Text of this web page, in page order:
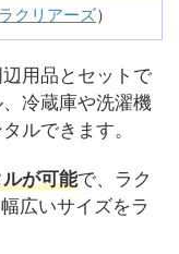
ラクリアーズ）
用品とセットで
冷蔵庫や洗濯機
ルできます。
が可能で、ラク
広いサイズをラ